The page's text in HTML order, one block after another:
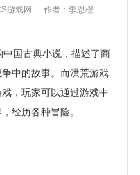
游戏网 作者：李恩橙
国古典小说，描述了商
中的故事。而洪荒游戏
，玩家可以通过游戏中
经历各种冒险。